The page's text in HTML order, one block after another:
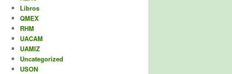
Libros
QMEX
RHM
UACAM
UAMIZ
Uncategorized
USON